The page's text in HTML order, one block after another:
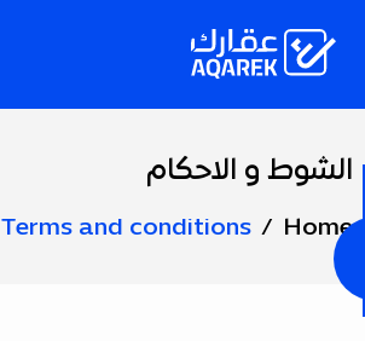
Page
الشوط و الاحكام
Home
Terms and conditions